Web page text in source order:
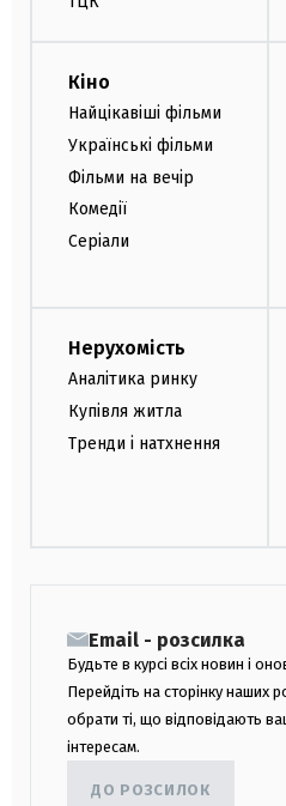
Кіно
Найцікавіші фільми
Українські фільми
Фільми на вечір
Комедії
Серіали
Нерухомість
Аналітика ринку
Купівля житла
Тренди і натхнення
Email - розсилка
Будьте в курсі всіх новин і
Перейдіть на сторінку наших
обрати ті, що відповідають
інтересам.
ДО РОЗСИЛОК